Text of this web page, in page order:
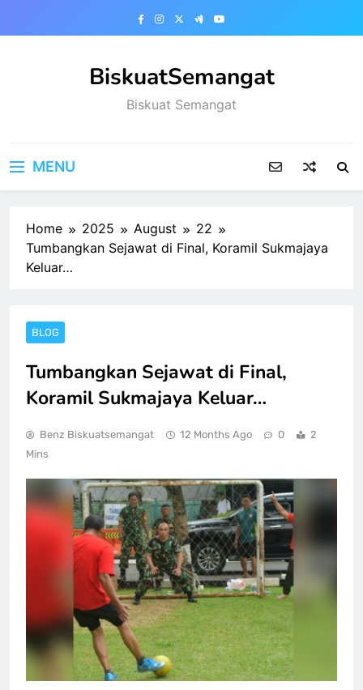
BiskuatSemangat
Biskuat Semangat
MENU
Home 2025 August
22
Tumbangkan Sejawat di Final, Koramil Sukmajaya
Keluar…
BLOG
Tumbangkan Sejawat di Final,
Koramil Sukmajaya Keluar…
Benz Biskuatsemangat 12 Months Ago 0
2
Mins